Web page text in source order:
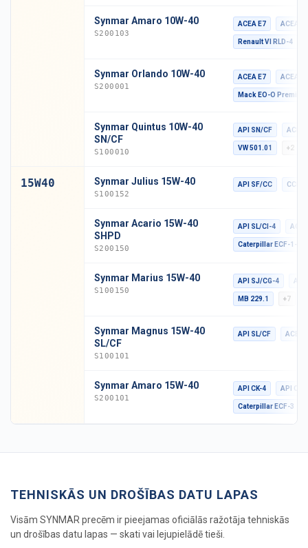
Synmar Amaro 10W-40
S200103
ACEA E7 ACEA E9
Renault VI RLD-4
Synmar Orlando 10W-40
S200001
ACEA E7 ACEA E9
Mack EO-O
Synmar Quintus 10W-40
SN/CF
S100010
API SN/CF ACEA
VW 501.01 +2
15W40 Synmar Julius 15W-40
S100152
API SF/CC
Synmar Acario 15W-40
SHPD
S200150
API SL/CI-4
Caterpillar ECF-1-A
Synmar Marius 15W-40
S100150
API SJ/CG-4
MB 229.1 +7
Synmar Magnus 15W-40
SL/CF
S100101
API SL/CF ACEA
Synmar Amaro 15W-40
S200101
API CK-4 API CJ-
Caterpillar ECF-3
TEHNISKĀS UN DROŠĪBAS DATU LAPAS
Visām SYNMAR precēm ir pieejamas oficiālās ražotāja tehniskās
un drošības datu lapas — skati vai lejupielādē tieši.